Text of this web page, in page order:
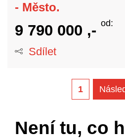
- Město.
od:
9 790 000 ,-
Sdílet
1
Není tu, co